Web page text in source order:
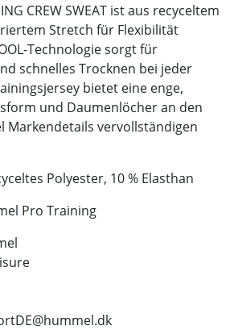
CREW SWEAT ist aus recyceltem
Stretch für Flexibilität
Technologie sorgt für
schnelles Trocknen bei jeder
bietet eine enge,
und Daumenlöcher an den
Markendetails vervollständigen
Polyester, 10 % Elasthan
Pro Training